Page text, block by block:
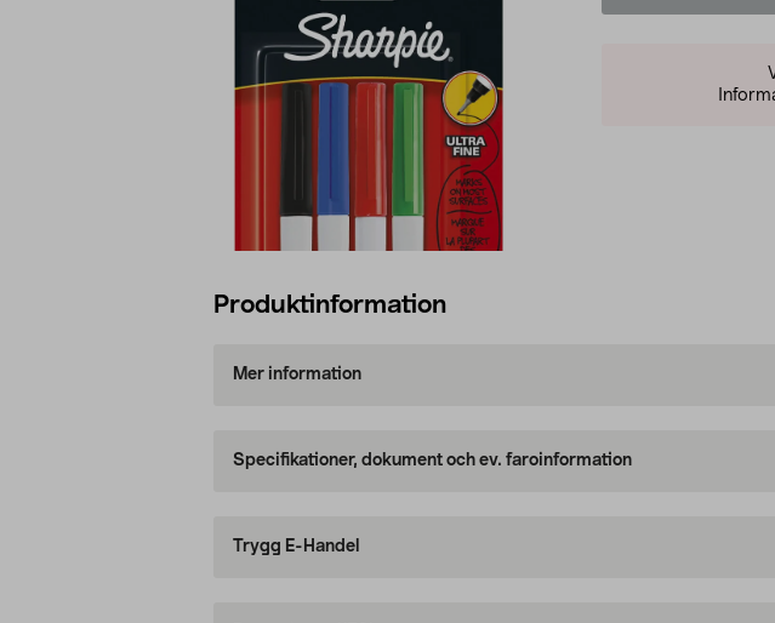
Produktinformation
Mer information
Specifikationer, dokument och ev. faroinformation
Trygg E-Handel